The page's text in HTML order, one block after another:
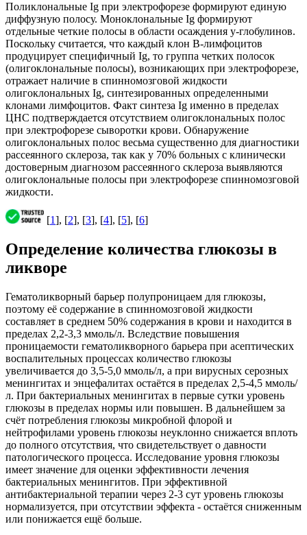
Поликлональные Ig при электрофорезе формируют единую
диффузную полосу. Моноклональные Ig формируют
отдельные четкие полосы в области осаждения у-глобулинов.
Поскольку считается, что каждый клон В-лимфоцитов
продуцирует специфичный Ig, то группа четких полосок
(олигоклональные полосы), возникающих при электрофорезе,
отражает наличие в спинномозговой жидкости
олигоклональных Ig, синтезированных определенными
клонами лимфоцитов. Факт синтеза Ig именно в пределах
ЦНС подтверждается отсутствием олигоклональных полос
при электрофорезе сыворотки крови. Обнаружение
олигоклональных полос весьма существенно для диагностики
рассеянного склероза, так как у 70% больных с клинически
достоверным диагнозом рассеянного склероза выявляются
олигоклональные полосы при электрофорезе спинномозговой
жидкости.
[1], [2], [3], [4], [5], [6]
Определение количества глюкозы в
ликворе
Гематоликворный барьер полупроницаем для глюкозы,
поэтому её содержание в спинномозговой жидкости
составляет в среднем 50% содержания в крови и находится в
пределах 2,2-3,3 ммоль/л. Вследствие повышения
проницаемости гематоликворного барьера при асептических
воспалительных процессах количество глюкозы
увеличивается до 3,5-5,0 ммоль/л, а при вирусных серозных
менингитах и энцефалитах остаётся в пределах 2,5-4,5 ммоль/
л. При бактериальных менингитах в первые сутки уровень
глюкозы в пределах нормы или повышен. В дальнейшем за
счёт потребления глюкозы микробной флорой и
нейтрофилами уровень глюкозы неуклонно снижается вплоть
до полного отсутствия, что свидетельствует о давности
патологического процесса. Исследование уровня глюкозы
имеет значение для оценки эффективности лечения
бактериальных менингитов. При эффективной
антибактериальной терапии через 2-3 сут уровень глюкозы
нормализуется, при отсутствии эффекта - остаётся сниженным
или понижается ещё больше.